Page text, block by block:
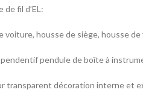
fil d’EL:
voiture, housse de siège, housse
pendule de boîte à
transparent décoration interne et